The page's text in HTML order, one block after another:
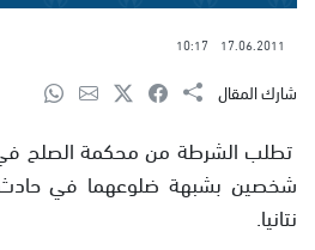
17.06.2011
10:17
شارك المقال
تطلب الشرطة من محكمة الصلح في
شخصين بشبهة ضلوعهما في
نتانيا.